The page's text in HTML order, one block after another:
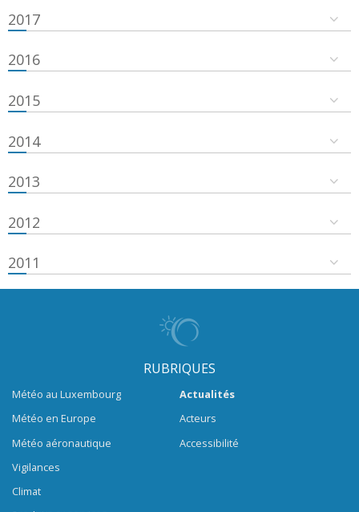
2017
2016
2015
2014
2013
2012
2011
RUBRIQUES
Météo au Luxembourg
Météo en Europe
Météo aéronautique
Vigilances
Climat
Actualités
Acteurs
Accessibilité